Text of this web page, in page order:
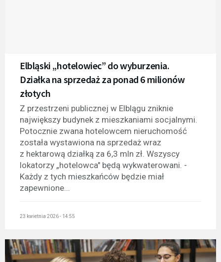
Elbląski „hotelowiec” do wyburzenia.
Działka na sprzedaż za ponad 6 milionów
złotych
Z przestrzeni publicznej w Elblągu zniknie
największy budynek z mieszkaniami socjalnymi.
Potocznie zwana hotelowcem nieruchomość
została wystawiona na sprzedaż wraz
z hektarową działką za 6,3 mln zł. Wszyscy
lokatorzy „hotelowca" będą wykwaterowani. -
Każdy z tych mieszkańców będzie miał
zapewnione...
23 kwietnia 2026 - 14:55